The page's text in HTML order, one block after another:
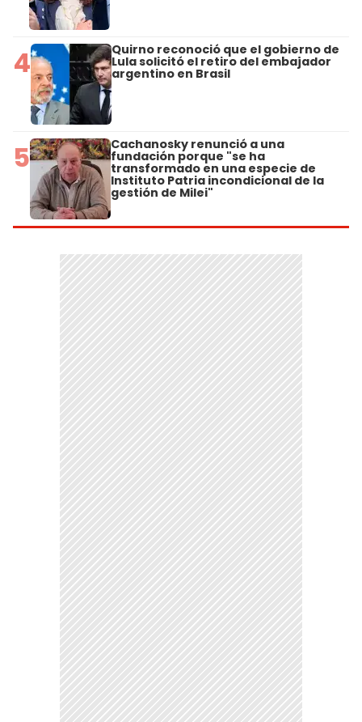
4 Quirno reconoció que el gobierno de
Lula solicitó el retiro del embajador
argentino en Brasil
5 Cachanosky renunció a una
fundación porque "se ha
transformado en una especie de
Instituto Patria incondicional de la
gestión de Milei"